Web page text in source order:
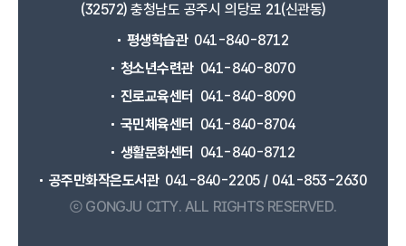
(32572) 충청남도 공주시 의당로 21(신관동)
평생학습관 041-840-8712
청소년수련관 041-840-8070
진로교육센터
041-840-8090
국민체육센터
041-840-8704
생활문화센터
041-840-8712
공주만화작은도서관 041-840-2205 / 041-853-2630
ⓒ GONGJU CITY. ALL RIGHTS RESERVED.